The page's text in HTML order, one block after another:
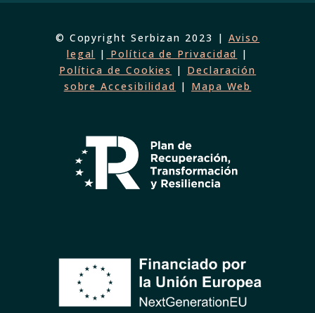
© Copyright Serbizan 2023 | Aviso
legal | Política de Privacidad |
Política de Cookies
| Declaración
sobre Accesibilidad | Mapa Web